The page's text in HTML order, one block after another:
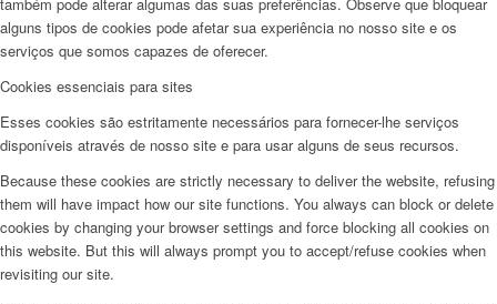
alguns tipos de cookies pode afetar sua experiência no nosso site e os
serviços que somos capazes de oferecer.
Cookies essenciais para sites
Esses cookies são estritamente necessários para fornecer-lhe serviços
disponíveis através de nosso site e para usar alguns de seus recursos.
Because these cookies are strictly necessary to deliver the website, refusing
them will have impact how our site functions. You always can block or delete
cookies by changing your browser settings and force blocking all cookies on
this website. But this will always prompt you to accept/refuse cookies when
revisiting our site.